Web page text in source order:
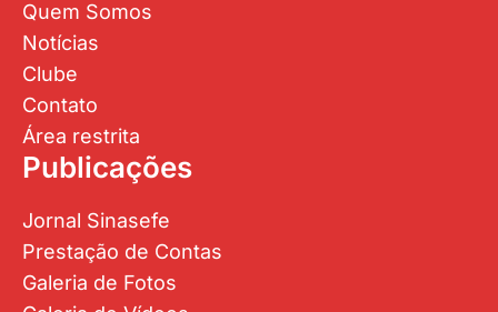
Quem Somos
Notícias
Clube
Contato
Área restrita
Publicações
Jornal Sinasefe
Prestação de Contas
Galeria de Fotos